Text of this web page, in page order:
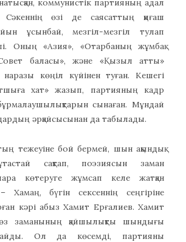
коммунистік партияның адал
өзі де саясаттың қиғаш
ұсынбай, мезгіл-мезгіл тулап
Оның «Азия», «Отарбаның жұмбақ
баласы», және «Қызыл атты»
наразы көңіл күйінен туған. Кешегі
хат» жазып, партияның кадр
сынаған. Мұндай
әрқайсысынан да табылады.
тежеуіне бой бермей, шын ақындық
сақтап, поэзиясын заман
көтеруге жұмсап келе жатқан
Хамаң, бүгін сексеннің сеңгіріне
кәрі абыз Хамит Ерғалиев. Хамит
заманының қайшылықты шындығы
Ол да көсемді, партияны